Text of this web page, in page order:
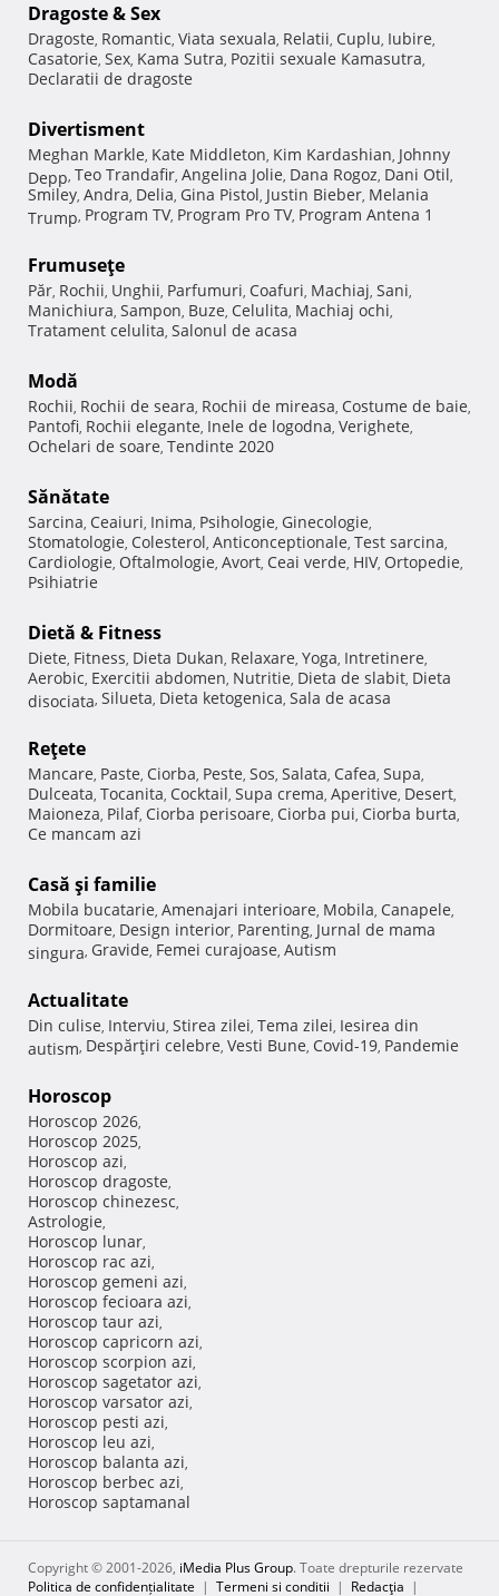
Dragoste & Sex
Dragoste, Romantic, Viata sexuala, Relatii, Cuplu, Iubire,
Casatorie, Sex, Kama Sutra, Pozitii sexuale Kamasutra,
Declaratii de dragoste
Divertisment
Meghan Markle, Kate Middleton, Kim Kardashian, Johnny
Depp, Teo Trandafir, Angelina Jolie, Dana Rogoz, Dani Otil,
Smiley, Andra, Delia, Gina Pistol, Justin Bieber, Melania
Trump, Program TV, Program Pro TV, Program Antena 1
Frumuseţe
Păr, Rochii, Unghii, Parfumuri, Coafuri, Machiaj, Sani,
Manichiura, Sampon, Buze, Celulita, Machiaj ochi,
Tratament celulita, Salonul de acasa
Modă
Rochii, Rochii de seara, Rochii de mireasa, Costume de baie,
Pantofi, Rochii elegante, Inele de logodna, Verighete,
Ochelari de soare, Tendinte 2020
Sănătate
Sarcina, Ceaiuri, Inima, Psihologie, Ginecologie,
Stomatologie, Colesterol, Anticonceptionale, Test sarcina,
Cardiologie, Oftalmologie, Avort, Ceai verde, HIV, Ortopedie,
Psihiatrie
Dietă & Fitness
Diete, Fitness, Dieta Dukan, Relaxare, Yoga, Intretinere,
Aerobic, Exercitii abdomen, Nutritie, Dieta de slabit, Dieta
disociata, Silueta, Dieta ketogenica, Sala de acasa
Reţete
Mancare, Paste, Ciorba, Peste, Sos, Salata, Cafea, Supa,
Dulceata, Tocanita, Cocktail, Supa crema, Aperitive, Desert,
Maioneza, Pilaf, Ciorba perisoare, Ciorba pui, Ciorba burta,
Ce mancam azi
Casă şi familie
Mobila bucatarie, Amenajari interioare, Mobila, Canapele,
Dormitoare, Design interior, Parenting, Jurnal de mama
singura, Gravide, Femei curajoase, Autism
Actualitate
Din culise, Interviu, Stirea zilei, Tema zilei, Iesirea din
autism, Despărţiri celebre, Vesti Bune, Covid-19, Pandemie
Horoscop
Horoscop 2026,
Horoscop 2025,
Horoscop azi,
Horoscop dragoste,
Horoscop chinezesc,
Astrologie,
Horoscop lunar,
Horoscop rac azi,
Horoscop gemeni azi,
Horoscop fecioara azi,
Horoscop taur azi,
Horoscop capricorn azi,
Horoscop scorpion azi,
Horoscop sagetator azi,
Horoscop varsator azi,
Horoscop pesti azi,
Horoscop leu azi,
Horoscop balanta azi,
Horoscop berbec azi,
Horoscop saptamanal
Copyright © 2001-2026, iMedia Plus Group. Toate drepturile rezervate
Politica de confidențialitate | Termeni si conditii | Redacţia |